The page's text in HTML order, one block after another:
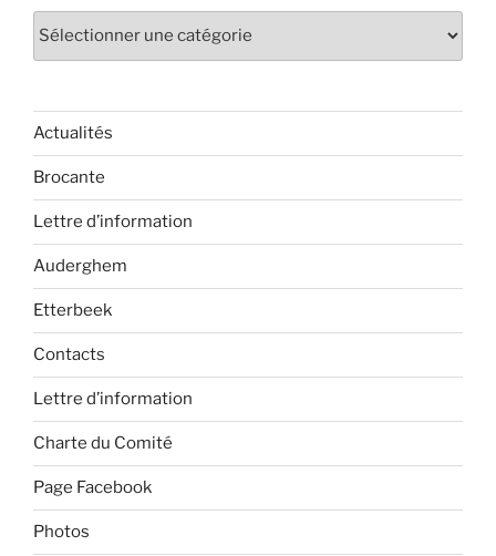
Catégories
Actualités
Brocante
Lettre d’information
Auderghem
Etterbeek
Contacts
Lettre d’information
Charte du Comité
Page Facebook
Photos